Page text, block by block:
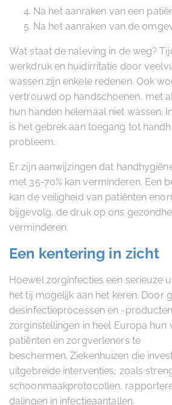
Na het aanraken van een
Na het aanraken van de
Wat staat de naleving in de weg?
werkdruk en huidirritatie door
wassen zijn enkele redenen. Ook
vertrouwd op handschoenen, met
hun handen helemaal niet wassen.
is het gebrek aan toegang tot
probleem.
Er zijn aanwijzingen dat
met 35-70% kan verminderen. Een
kan de veiligheid van patiënten
bijgevolg, de druk op ons
verminderen.
Een kentering in zicht
Hoewel zorginfecties een serieuze
het tij mogelijk aan het keren. Door
desinfectieprocessen en -
zorginstellingen in heel Europa hun
patiënten en zorgverleners te
beschermen. Ziekenhuizen die
uitgebreide interventies, zoals
schoonmaakprotocollen,
dalingen in infectieaantallen.